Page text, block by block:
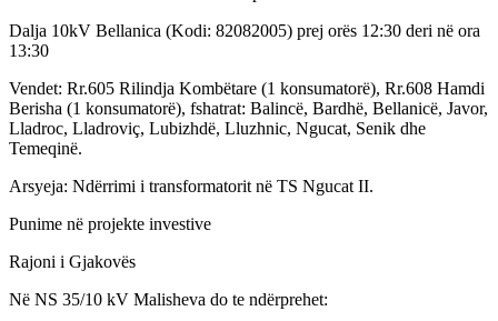
Dalja 10kV Bellanica (Kodi: 82082005) prej orës 12:30 deri në ora
13:30
Vendet: Rr.605 Rilindja Kombëtare (1 konsumatorë), Rr.608 Hamdi
Berisha (1 konsumatorë), fshatrat: Balincë, Bardhë, Bellanicë, Javor,
Lladroc, Lladroviç, Lubizhdë, Lluzhnic, Ngucat, Senik dhe
Temeqinë.
Arsyeja: Ndërrimi i transformatorit në TS Ngucat II.
Punime në projekte investive
Rajoni i Gjakovës
Në NS 35/10 kV Malisheva do te ndërprehet: